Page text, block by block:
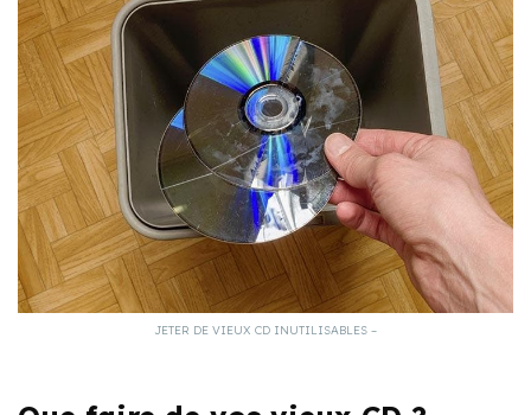
JETER DE VIEUX CD INUTILISABLES –